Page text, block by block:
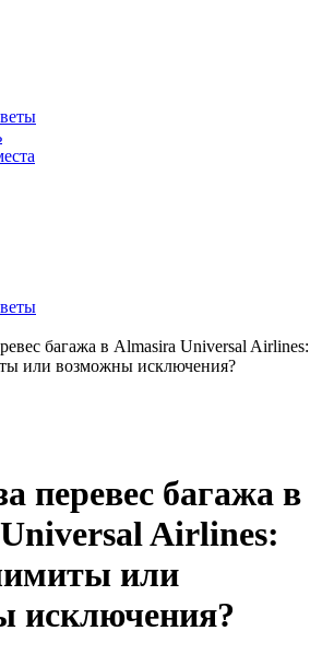
багажа в Almasira Universal Airlines:
или возможны исключения?
перевес багажа в
Airlines:
или
исключения?